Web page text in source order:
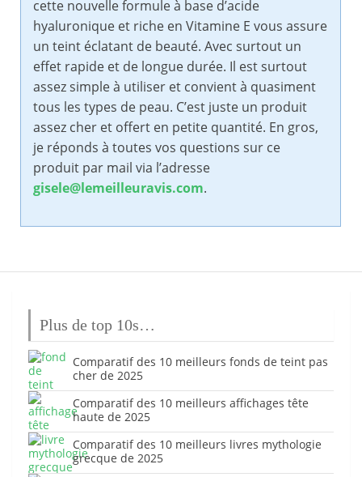
cette nouvelle formule à base d’acide
hyaluronique et riche en Vitamine E vous assure
un teint éclatant de beauté. Avec surtout un
effet rapide et de longue durée. Il est surtout
assez simple à utiliser et convient à quasiment
tous les types de peau. C’est juste un produit
assez cher et offert en petite quantité. En gros,
je réponds à toutes vos questions sur ce
produit par mail via l’adresse
gisele@lemeilleuravis.com.
Plus de top 10s…
Comparatif des 10 meilleurs fonds de teint pas
cher de 2025
Comparatif des 10 meilleurs affichages tête
haute de 2025
Comparatif des 10 meilleurs livres mythologie
grecque de 2025